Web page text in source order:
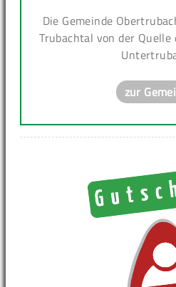
Die Gemeinde
Trubachtal von der Quelle
zur